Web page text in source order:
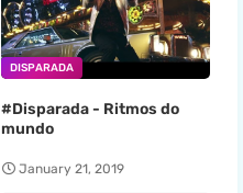
DISPARADA
#Disparada - Ritmos do
mundo
January 21, 2019